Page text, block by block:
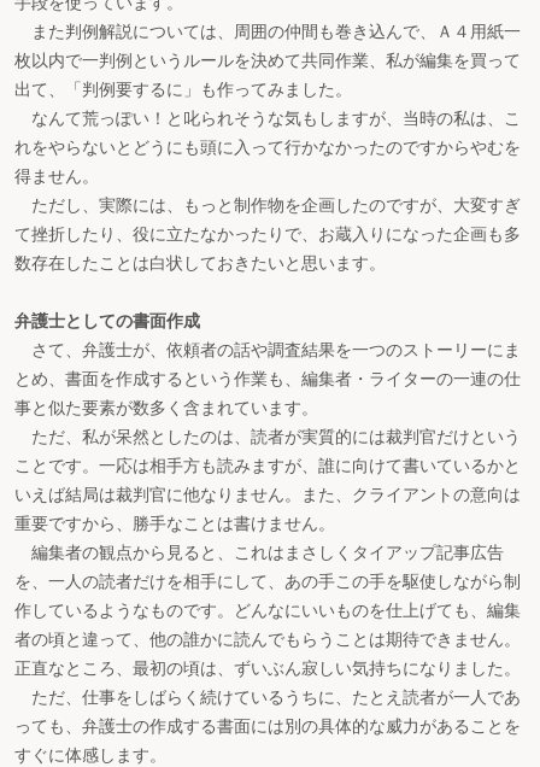
また判例解説については、周囲の仲間も巻き込んで、Ａ４用紙一
枚以内で一判例というルールを決めて共同作業、私が編集を買って
出て、「判例要するに」も作ってみました。
なんて荒っぽい！と叱られそうな気もしますが、当時の私は、こ
れをやらないとどうにも頭に入って行かなかったのですからやむを
得ません。
ただし、実際には、もっと制作物を企画したのですが、大変すぎ
て挫折したり、役に立たなかったりで、お蔵入りになった企画も多
数存在したことは白状しておきたいと思います。
弁護士としての書面作成
さて、弁護士が、依頼者の話や調査結果を一つのストーリーにま
とめ、書面を作成するという作業も、編集者・ライターの一連の仕
事と似た要素が数多く含まれています。
ただ、私が呆然としたのは、読者が実質的には裁判官だけという
ことです。一応は相手方も読みますが、誰に向けて書いているかと
いえば結局は裁判官に他なりません。また、クライアントの意向は
重要ですから、勝手なことは書けません。
編集者の観点から見ると、これはまさしくタイアップ記事広告
を、一人の読者だけを相手にして、あの手この手を駆使しながら制
作しているようなものです。どんなにいいものを仕上げても、編集
者の頃と違って、他の誰かに読んでもらうことは期待できません。
正直なところ、最初の頃は、ずいぶん寂しい気持ちになりました。
ただ、仕事をしばらく続けているうちに、たとえ読者が一人であ
っても、弁護士の作成する書面には別の具体的な威力があることを
すぐに体感します。